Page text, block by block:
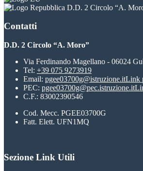
D.D. 2 Circolo “A.
Contatti
D.D. 2 Circolo “A. Moro”
Via Ferdinando Magellano - 06024
Tel: +39 075 9273919
Email: pgee03700g@istruzione.itLink
PEC: pgee03700g@pec.istruzione.it
C.F.: 83002390546
Cod. Mecc. PGEE03700G
Fatt. Elett. UFN1MQ
Sezione Link Utili